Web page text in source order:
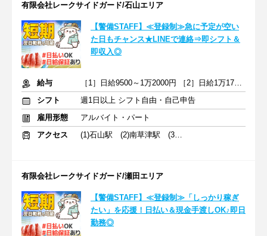
有限会社レークサイドガード/石山エリア
【警備STAFF】≪登録制≫急に予定が空い
た日もチャンス★LINEで連絡⇒即シフト＆
即収入◎
給与
［1］日給9500～1万2000円 ［2］日給1万1750～1万4375円＋交通費
シフト
週1日以上 シフト自由・自己申告
雇用形態
アルバイト・パート
アクセス
(1)石山駅 (2)南草津駅 (3)草津駅
有限会社レークサイドガード/瀬田エリア
【警備STAFF】≪登録制≫「しっかり稼ぎ
たい」を応援！日払い＆現金手渡しOK♪即日
勤務◎